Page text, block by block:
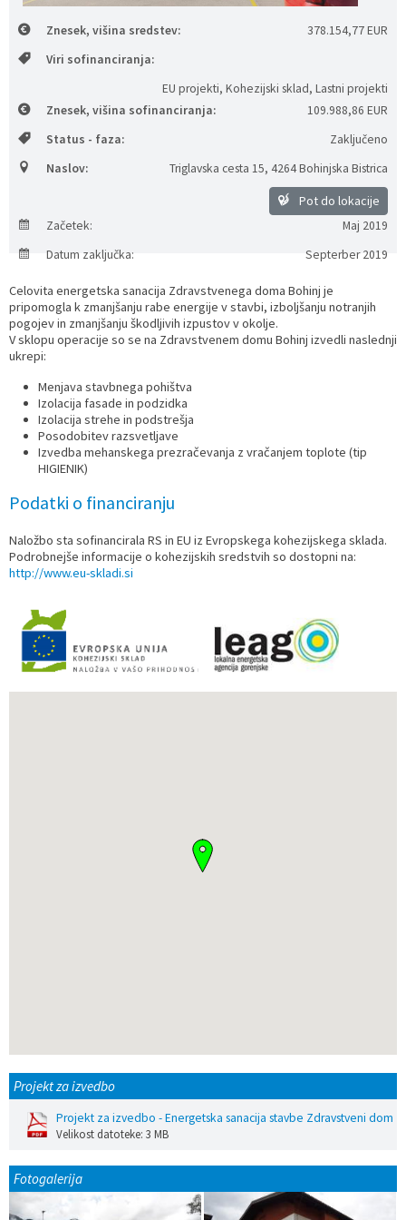
Znesek, višina sredstev:
378.154,77 EUR
Viri sofinanciranja:
EU projekti, Kohezijski sklad, Lastni projekti
Znesek, višina sofinanciranja:
109.988,86 EUR
Status - faza:
Zaključeno
Naslov:
Triglavska cesta 15, 4264 Bohinjska Bistrica
Pot do lokacije
Začetek:
Maj 2019
Datum zaključka:
Septerber 2019
Celovita energetska sanacija Zdravstvenega doma Bohinj je
pripomogla k zmanjšanju rabe energije v stavbi, izboljšanju notranjih
pogojev in zmanjšanju škodljivih izpustov v okolje.
V sklopu operacije so se na Zdravstvenem domu Bohinj izvedli naslednji
ukrepi:
Menjava stavbnega pohištva
Izolacija fasade in podzidka
Izolacija strehe in podstrešja
Posodobitev razsvetljave
Izvedba mehanskega prezračevanja z vračanjem toplote (tip
HIGIENIK)
Podatki o financiranju
Naložbo sta sofinancirala RS in EU iz Evropskega kohezijskega sklada.
Podrobnejše informacije o kohezijskih sredstvih so dostopni na:
http://www.eu-skladi.si
Projekt za izvedbo
Projekt za izvedbo - Energetska sanacija stavbe Zdravstveni dom
Velikost datoteke: 3 MB
Fotogalerija
Prostorski dokumenti
Občinski predpisi
Skupna občinska uprava
Civilna zaščita in požarna varnost
Kontakt
Pogosta vprašanja
Lokacije defibrilatorjev
Števec kolesarjev
Hišna in ledinska imena